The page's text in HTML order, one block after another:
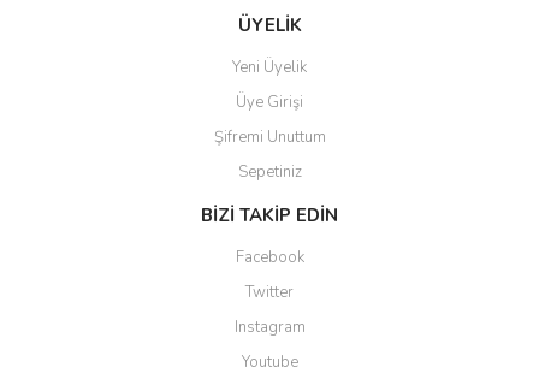
ÜYELİK
Yeni Üyelik
Üye Girişi
Şifremi Unuttum
Sepetiniz
BİZİ TAKİP EDİN
Facebook
Twitter
Instagram
Youtube